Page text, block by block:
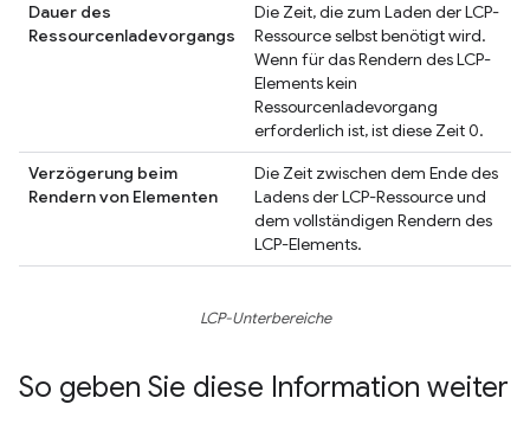
Dauer des
Ressourcenladevorgangs
Die Zeit, die zum Laden der LCP-
Ressource selbst benötigt wird.
Wenn für das Rendern des LCP-
Elements kein
Ressourcenladevorgang
erforderlich ist, ist diese Zeit 0.
Verzögerung beim
Rendern von Elementen
Die Zeit zwischen dem Ende des
Ladens der LCP-Ressource und
dem vollständigen Rendern des
LCP-Elements.
LCP-Unterbereiche
So geben Sie diese Information weiter